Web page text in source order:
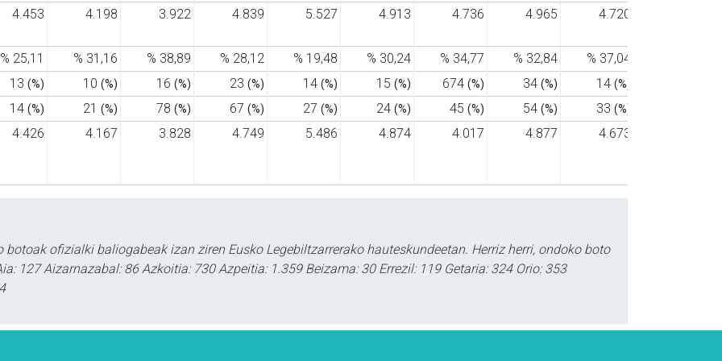
4.453 4.198 3.922 4.839 5.527 4.913 4.736 4.965 4.720
% 25,11 % 31,16 % 38,89 % 28,12 % 19,48 % 30,24 % 34,77 % 32,84 % 37,04
13 (%) 10 (%) 16 (%) 23 (%) 14 (%) 15 (%) 674 (%) 34 (%) 14 (%)
14 (%) 21 (%) 78 (%) 67 (%) 27 (%) 24 (%) 45 (%) 54 (%) 33 (%)
4.426 4.167 3.828 4.749 5.486 4.874 4.017 4.877 4.673
ofizialki baliogabeak izan ziren Eusko Legebiltzarrerako hauteskundeetan. Herriz herri, ondoko boto
127 Aizarnazabal: 86 Azkoitia: 730 Azpeitia: 1.359 Beizama: 30 Errezil: 119 Getaria: 324 Orio: 353